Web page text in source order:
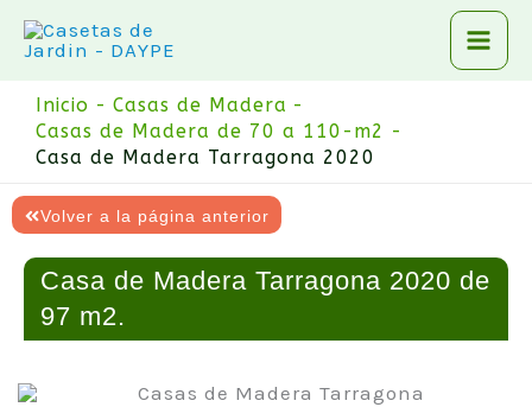
contenido
Inicio
Casas de Madera
Casas de Madera de 70 a 110-m2
Casa de Madera Tarragona 2020
Volver a la página anterior
Casa de Madera Tarragona 2020 de
97 m2.